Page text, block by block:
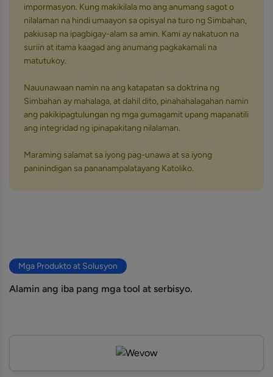
impormasyon. Kung makikilala mo ang anumang sagot o
nilalaman na hindi umaayon sa opisyal na turo ng Simbahan,
pakiusap na ipagbigay-alam sa amin. Kami ay nakatuon na
suriin at itama kaagad ang anumang pagkakamali na
matutukoy.
Nauunawaan namin na ang katapatan sa doktrina ng
Simbahan ay mahalaga, at dahil dito, pinahahalagahan namin
ang pakikipagtulungan ng mga gumagamit upang mapanatili
ang integridad ng ipinapakitang nilalaman.
Maraming salamat sa iyong pag-unawa at sa iyong
paninindigan sa pananampalatayang Katoliko.
Mga Produkto at Solusyon
Alamin ang iba pang mga tool at serbisyo.